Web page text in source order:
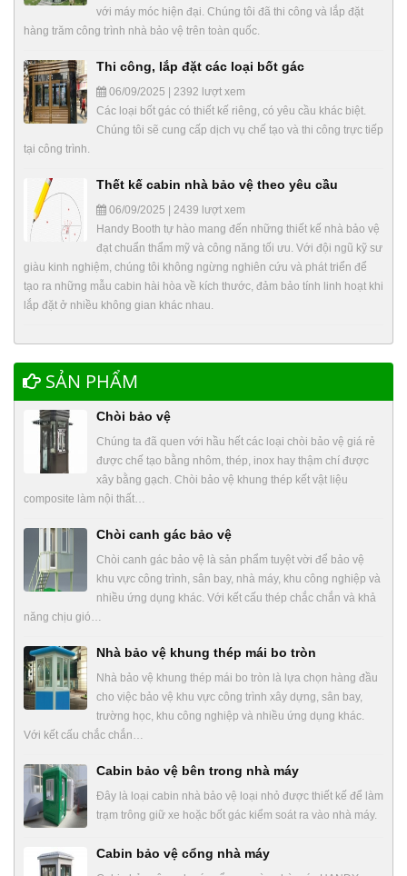
với máy móc hiện đại. Chúng tôi đã thi công và lắp đặt
hàng trăm công trình nhà bảo vệ trên toàn quốc.
Thi công, lắp đặt các loại bốt gác
06/09/2025 | 2392 lượt xem
Các loại bốt gác có thiết kế riêng, có yêu cầu khác biệt.
Chúng tôi sẽ cung cấp dịch vụ chế tạo và thi công trực tiếp
tại công trình.
Thết kế cabin nhà bảo vệ theo yêu cầu
06/09/2025 | 2439 lượt xem
Handy Booth tự hào mang đến những thiết kế nhà bảo vệ
đạt chuẩn thẩm mỹ và công năng tối ưu. Với đội ngũ kỹ sư
giàu kinh nghiệm, chúng tôi không ngừng nghiên cứu và phát triển để
tạo ra những mẫu cabin hài hòa về kích thước, đảm bảo tính linh hoạt khi
lắp đặt ở nhiều không gian khác nhau.
SẢN PHẨM
Chòi bảo vệ
Chúng ta đã quen với hầu hết các loại chòi bảo vệ giá rẻ
được chế tạo bằng nhôm, thép, inox hay thậm chí được
xây bằng gạch. Chòi bảo vệ khung thép kết vật liệu
composite làm nội thất…
Chòi canh gác bảo vệ
Chòi canh gác bảo vệ là sản phẩm tuyệt vời để bảo vệ
khu vực công trình, sân bay, nhà máy, khu công nghiệp và
nhiều ứng dụng khác. Với kết cấu thép chắc chắn và khả
năng chịu gió…
Nhà bảo vệ khung thép mái bo tròn
Nhà bảo vệ khung thép mái bo tròn là lựa chọn hàng đầu
cho việc bảo vệ khu vực công trình xây dựng, sân bay,
trường học, khu công nghiệp và nhiều ứng dụng khác.
Với kết cấu chắc chắn…
Cabin bảo vệ bên trong nhà máy
Đây là loại cabin nhà bảo vệ loại nhỏ được thiết kế để làm
trạm trông giữ xe hoặc bốt gác kiểm soát ra vào nhà máy.
Cabin bảo vệ cổng nhà máy